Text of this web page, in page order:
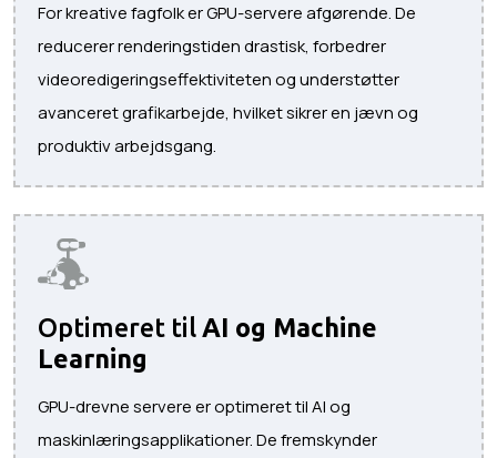
For kreative fagfolk er GPU-servere afgørende. De
reducerer renderingstiden drastisk, forbedrer
videoredigeringseffektiviteten og understøtter
avanceret grafikarbejde, hvilket sikrer en jævn og
produktiv arbejdsgang.
Optimeret til AI og Machine
Learning
GPU-drevne servere er optimeret til AI og
maskinlæringsapplikationer. De fremskynder